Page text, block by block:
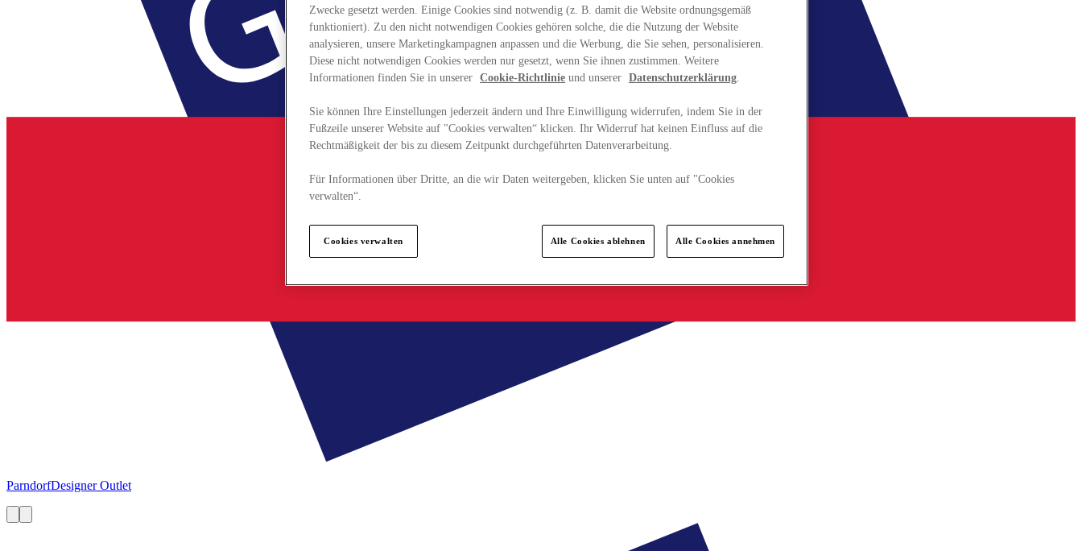
ParndorfDesigner Outlet
Zwecke gesetzt werden. Einige Cookies sind notwendig (z. B. damit die Website ordnungsgemäß
funktioniert). Zu den nicht notwendigen Cookies gehören solche, die die Nutzung der Website
analysieren, unsere Marketingkampagnen anpassen und die Werbung, die Sie sehen, personalisieren.
Diese nicht notwendigen Cookies werden nur gesetzt, wenn Sie ihnen zustimmen. Weitere
Informationen finden Sie in unserer Cookie-Richtlinie und unserer Datenschutzerklärung.
Sie können Ihre Einstellungen jederzeit ändern und Ihre Einwilligung widerrufen, indem Sie in der
Fußzeile unserer Website auf "Cookies verwalten“ klicken. Ihr Widerruf hat keinen Einfluss auf die
Rechtmäßigkeit der bis zu diesem Zeitpunkt durchgeführten Datenverarbeitung.
Für Informationen über Dritte, an die wir Daten weitergeben, klicken Sie unten auf "Cookies
verwalten“.
Cookies verwalten Alle Cookies ablehnen Alle Cookies annehmen